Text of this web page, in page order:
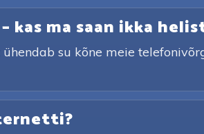
ma saan ikka
su kõne meie